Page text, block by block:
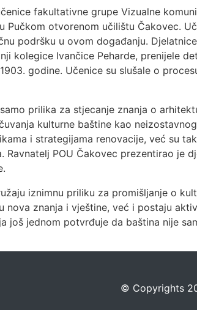
fakultativne grupe Vizualne
Pučkom otvorenom učilištu Čakovec.
podršku u ovom događanju.
kolegice Ivančice Peharde, prenijele
godine. Učenice su slušale o
prilika za stjecanje znanja o
kulturne baštine kao
i strategijama renovacije, već su
Ravnatelj POU Čakovec prezentirao je
iznimnu priliku za promišljanje o
nova znanja i vještine, već i postaju
još jednom potvrđuje da baština nije
©️ Copyrights